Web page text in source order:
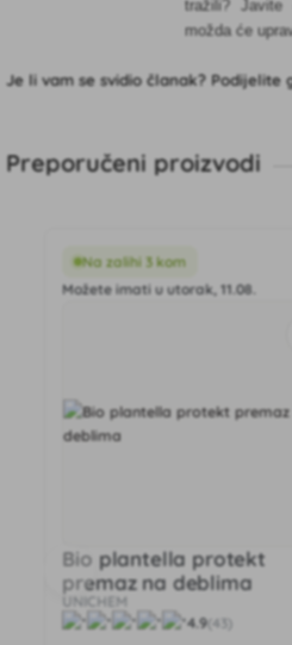
tražili? Javite
možda će
Je li vam se svidio članak? Podijelite
Preporučeni proizvodi
Na zalihi 3 kom
Možete imati u utorak, 11.08.
Bio plantella protekt
premaz na deblima
UNICHEM
4.9(43)